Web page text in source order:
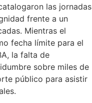
las jornadas
frente a un
Mientras el
fecha límite para el
la falta de
sobre miles de
público para asistir